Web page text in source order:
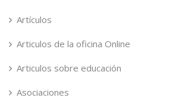
Artículos
Articulos de la oficina Online
Articulos sobre educación
Asociaciones